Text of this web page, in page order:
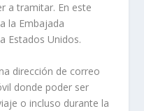
a tramitar. En este
la Embajada
Estados Unidos.
dirección de correo
donde poder ser
o incluso durante la